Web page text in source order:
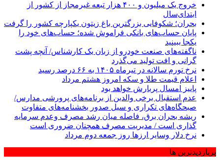
خروج یک میلیون و ۴۰۰ هزار تبعه غیرمجاز از کشور از
ابتدای‌سال
بحران؛ شکوفایی بزرگترین باغ زیتون یکپارچه کشور را گرفت
پایان حساب‌های بانکی فراموش شده؛ حساب‌های خود را
یکجا ببینید
ناگفته‌های صنعت خودرو از زبان یک کارشناس/ آنچه پشت
گرانی و افت تولید می‌گذرد
نرخ تورم سالانه در تیرماه ۱۴۰۵ به ۶۶ درصد رسید
اعلام قیمت طلا و سکه امروز هشتم مرداد
پاییز امسال پربارش خواهد بود
عدم استقبال برخی والدین از برنامه‌های پرورشی مدارس/
صبحگاه‌های تکراری و سیل صدور بخشنامه‌های متفاوت
ریشه بحران برق، فاصله میان رشد مصرف وعدم سرمایه
گذاری است / مدیریت مصرف همچنان ضروری است
نرخ دلار وسایر ارزها روز جمعه دوم مرداد
پربازدیدترین ها